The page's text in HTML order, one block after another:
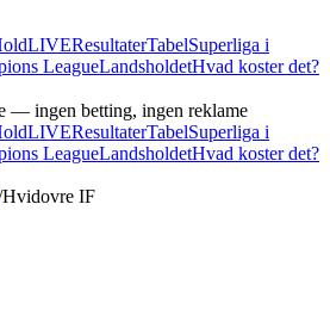
LIVEResultaterTabelSuperliga i
LeagueLandsholdetHvad koster det?
— ingen betting, ingen reklame
LIVEResultaterTabelSuperliga i
LeagueLandsholdetHvad koster det?
Hvidovre IF